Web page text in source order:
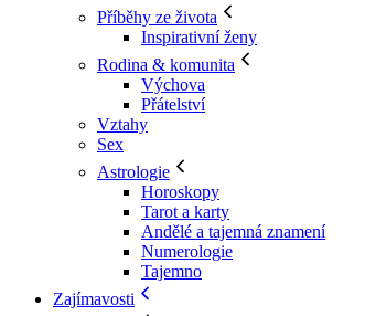
Příběhy ze života
Inspirativní ženy
Rodina & komunita
Výchova
Přátelství
Vztahy
Sex
Astrologie
Horoskopy
Tarot a karty
Andělé a tajemná znamení
Numerologie
Tajemno
Zajímavosti